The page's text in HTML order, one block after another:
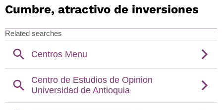
Cumbre, atractivo de inversiones